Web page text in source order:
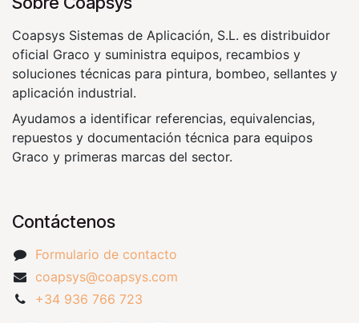
Coapsys Sistemas de Aplicación, S.L. es distribuidor
oficial Graco y suministra equipos, recambios y
soluciones técnicas para pintura, bombeo, sellantes y
aplicación industrial.
Ayudamos a identificar referencias, equivalencias,
repuestos y documentación técnica para equipos
Graco y primeras marcas del sector.
Contáctenos
Formulario de contacto
coapsys@coapsys.com
+34 936 766 723